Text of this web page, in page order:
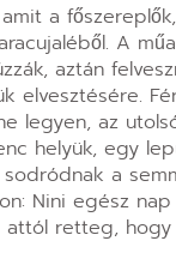
a
A
aztán
elvesztésére.
legyen, az
helyük, egy
a
Nini egész
retteg,